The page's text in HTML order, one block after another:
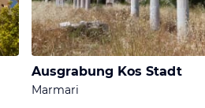
Ausgrabung Kos Stadt
Marmari